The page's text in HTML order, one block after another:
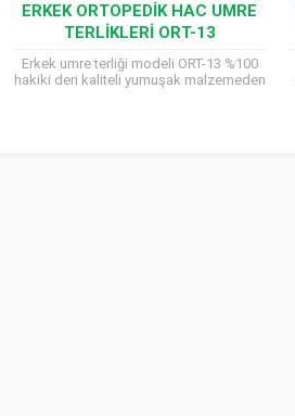
ERKEK ORTOPEDIK HAC UMRE
TERLIKLERI ORT-13
Erkek umre terliği modeli ORT-13 %100
hakiki deri kaliteli yumuşak malzemeden